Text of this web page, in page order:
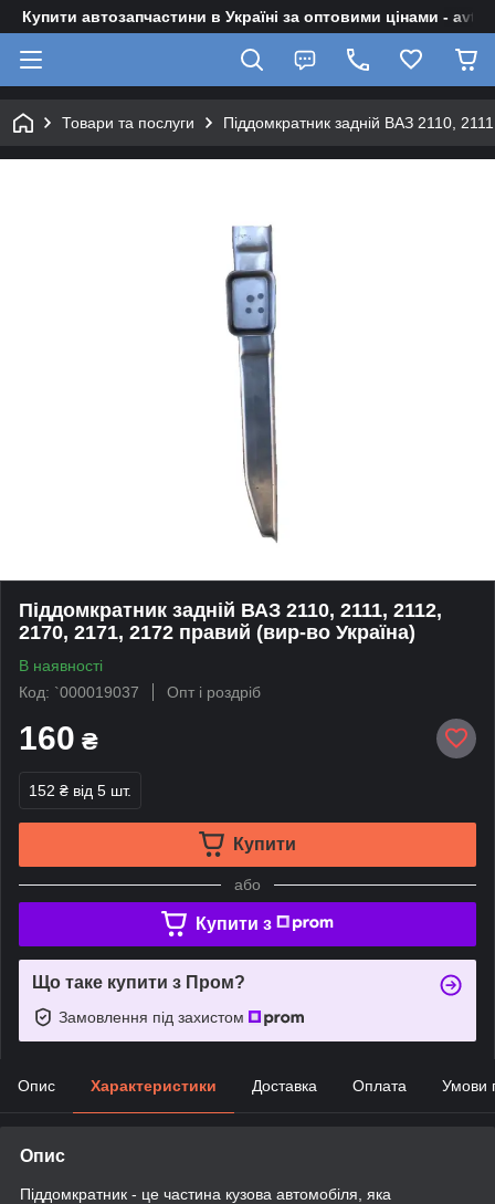
Купити автозапчастини в Україні за оптовими цінами -
Товари та послуги Піддомкратник задній ВАЗ 2110,
Піддомкратник задній ВАЗ 2110, 2111, 2112,
2170, 2171, 2172 правий (вир-во Україна)
В наявності
Код: `000019037
Опт і роздріб
160 ₴
152 ₴ від 5 шт.
Купити
або
Купити з
Що таке купити з Пром?
Замовлення під захистом
Опис Характеристики Доставка Оплата Умови
Опис
Піддомкратник - це частина кузова автомобіля, яка